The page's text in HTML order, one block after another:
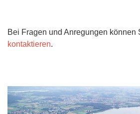
Bei Fragen und Anregungen können
kontaktieren.